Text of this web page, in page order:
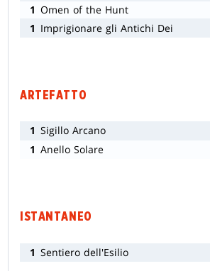
1 Omen of the Hunt
1 Imprigionare gli Antichi Dei
ARTEFATTO
1 Sigillo Arcano
1 Anello Solare
ISTANTANEO
1 Sentiero dell'Esilio